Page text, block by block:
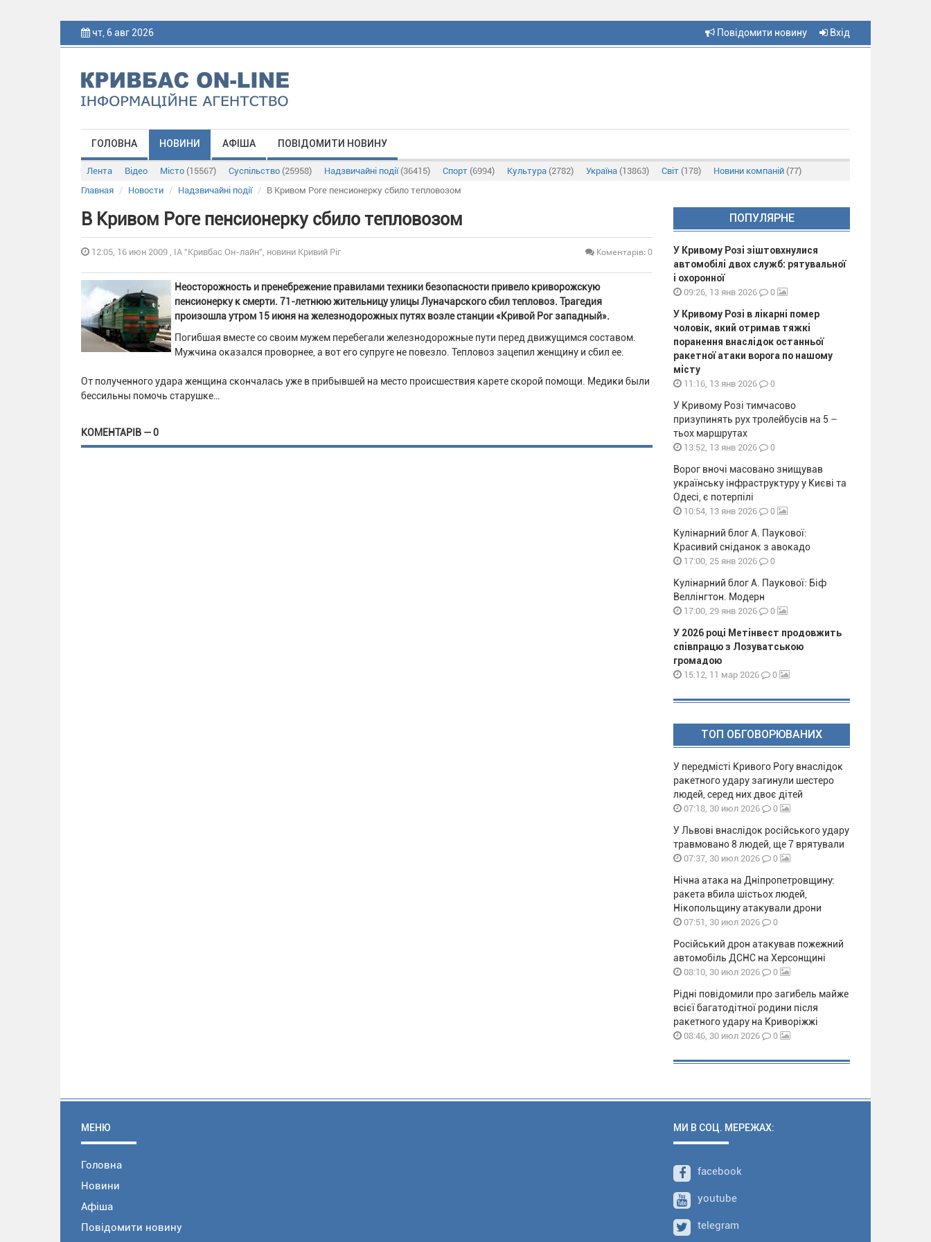
чт, 6 авг 2026 Повідомити новину Вхід
ГОЛОВНА НОВИНИ АФІША ПОВІДОМИТИ НОВИНУ
Лента Відео Місто (15567) Суспільство (25958) Надзвичайні події (36415) Спорт (6994) Культура (2782) Україна (13863) Світ (178) Новини компаній (77)
Главная
Новости Надзвичайні події В Кривом Роге пенсионерку сбило тепловозом
В Кривом Роге пенсионерку сбило тепловозом
12:05, 16 июн 2009 , ІА "Кривбас Он-лайн", новини Кривий Ріг Коментарів: 0
Неосторожность и пренебрежение правилами техники безопасности привело криворожскую
пенсионерку к смерти. 71-летнюю жительницу улицы Луначарского сбил тепловоз. Трагедия
произошла утром 15 июня на железнодорожных путях возле станции «Кривой Рог западный».
Погибшая вместе со своим мужем перебегали железнодорожные пути перед движущимся составом.
Мужчина оказался проворнее, а вот его супруге не повезло. Тепловоз зацепил женщину и сбил ее.
От полученного удара женщина скончалась уже в прибывшей на место происшествия карете скорой помощи. Медики были
бессильны помочь старушке…
КОМЕНТАРІВ — 0
ПОПУЛЯРНЕ
У Кривому Розі зіштовхнулися
автомобілі двох служб: рятувальної
і охоронної
09:26, 13 янв 2026 0
У Кривому Розі в лікарні помер
чоловік, який отримав тяжкі
поранення внаслідок останньої
ракетної атаки ворога по нашому
місту
11:16, 13 янв 2026 0
У Кривому Розі тимчасово
призупинять рух тролейбусів на 5 –
тьох маршрутах
13:52, 13 янв 2026 0
Ворог вночі масовано знищував
українську інфраструктуру у Києві та
Одесі, є потерпілі
10:54, 13 янв 2026 0
Кулінарний блог А. Паукової:
Красивий сніданок з авокадо
17:00, 25 янв 2026 0
Кулінарний блог А. Паукової: Біф
Веллінгтон. Модерн
17:00, 29 янв 2026 0
У 2026 році Метінвест продовжить
співпрацю з Лозуватською
громадою
15:12, 11 мар 2026 0
ТОП ОБГОВОРЮВАНИХ
У передмісті Кривого Рогу внаслідок
ракетного удару загинули шестеро
людей, серед них двоє дітей
07:18, 30 июл 2026 0
У Львові внаслідок російського удару
травмовано 8 людей, ще 7 врятували
07:37, 30 июл 2026 0
Нічна атака на Дніпропетровщину:
ракета вбила шістьох людей,
Нікопольщину атакували дрони
07:51, 30 июл 2026 0
Російський дрон атакував пожежний
автомобіль ДСНС на Херсонщині
08:10, 30 июл 2026 0
Рідні повідомили про загибель майже
всієї багатодітної родини після
ракетного удару на Криворіжжі
08:46, 30 июл 2026 0
МЕНЮ
Головна
Новини
Афіша
Повідомити новину
МИ В СОЦ. МЕРЕЖАХ:
facebook
youtube
telegram